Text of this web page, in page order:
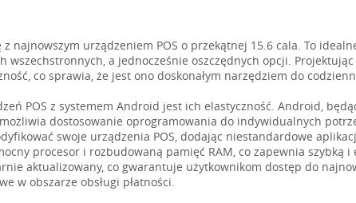
najnowszym urządzeniem POS o przekątnej 15.6 cala. To
wszechstronnych, a jednocześnie oszczędnych opcji.
co sprawia, że jest ono doskonałym narzędziem do
POS z systemem Android jest ich elastyczność. Android,
dostosowanie oprogramowania do indywidualnych
swoje urządzenia POS, dodając niestandardowe
procesor i rozbudowaną pamięć RAM, co zapewnia szybką i
aktualizowany, co gwarantuje użytkownikom dostęp do
w obszarze obsługi płatności.